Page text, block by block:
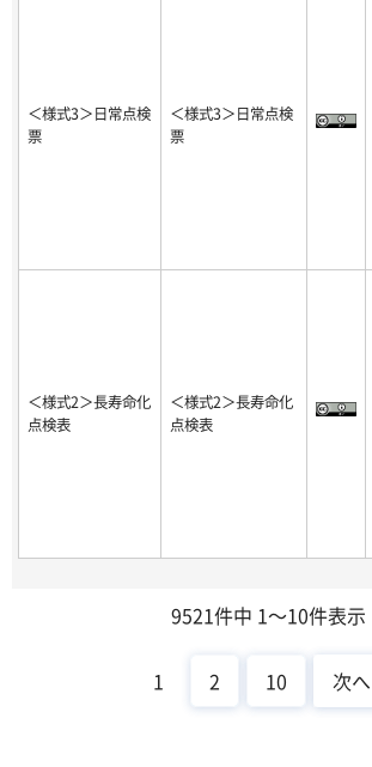
＜様式3＞日常点検
票
＜様式3＞日常点検
票
＜様式2＞長寿命化
点検表
＜様式2＞長寿命化
点検表
9521件中 1～10件表示
1 2 10 次へ